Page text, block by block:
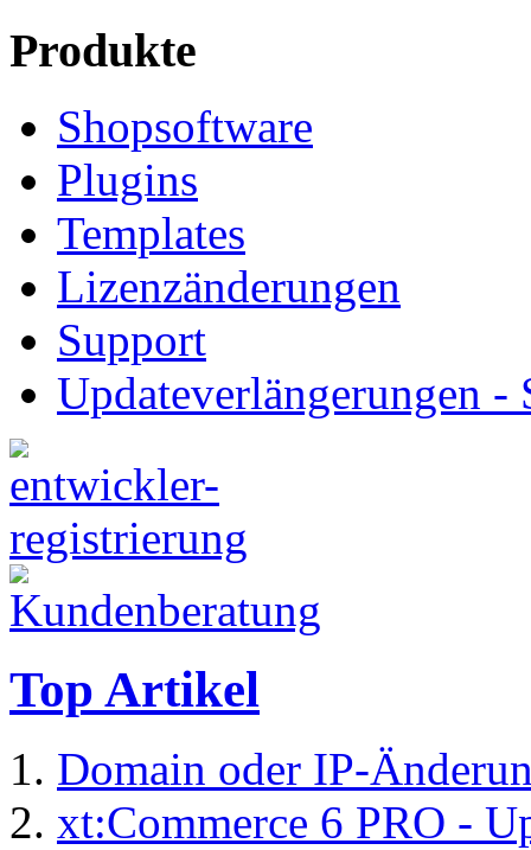
Produkte
Shopsoftware
Plugins
Templates
Lizenzänderungen
Support
Updateverlängerungen -
Top Artikel
Domain oder IP-
xt:Commerce 6 PRO -